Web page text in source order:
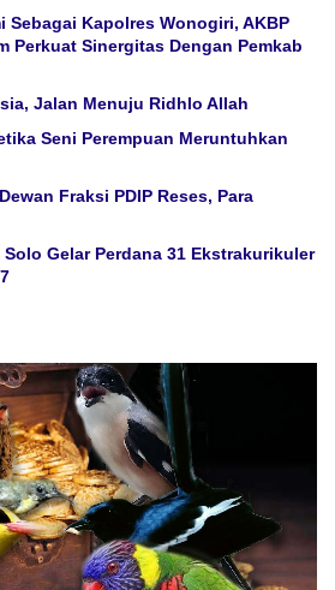
Sebagai Kapolres Wonogiri, AKBP
Perkuat Sinergitas Dengan Pemkab
Jalan Menuju Ridhlo Allah
Seni Perempuan Meruntuhkan
Fraksi PDIP Reses, Para
Gelar Perdana 31 Ekstrakurikuler